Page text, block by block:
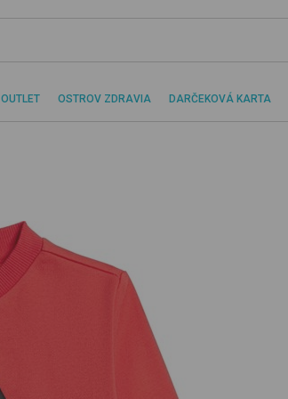
OUTLET OSTROV ZDRAVIA DARČEKOVÁ KARTA